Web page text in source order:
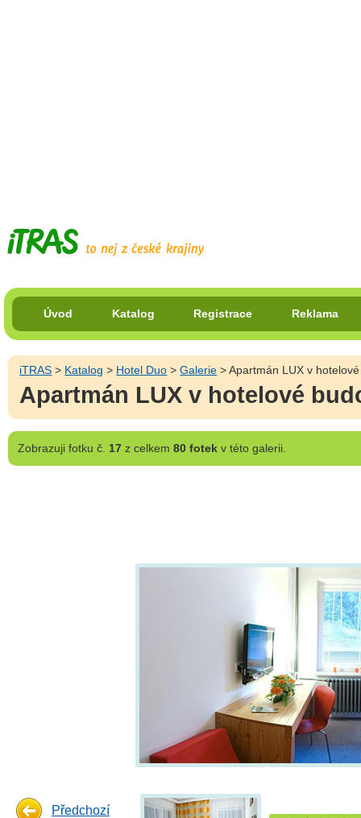
Úvod Katalog Registrace Reklama
iTRAS > Katalog > Hotel Duo >Galerie > Apartmán LUX v
Apartmán LUX v hotelové
Zobrazujifotku č. 17z celkem 80 fotekv této galerii.
Předchozí